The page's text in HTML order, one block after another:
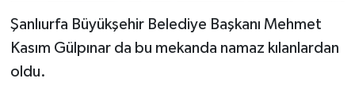
Şanlıurfa Büyükşehir Belediye Başkanı Mehmet
Kasım Gülpınar da bu mekanda namaz kılanlardan
oldu.